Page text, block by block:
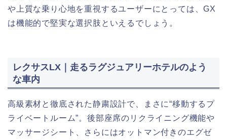
や上質な乗り心地を重視するユーザーにとっては、GX
は機能的で堅実な選択肢といえるでしょう。
レクサスLX｜走るラグジュアリーホテルのよう
な車内
高級素材と徹底された静粛設計で、まさに“移動するプ
ライベートルーム”。後部座席のリクライニング機能や
マッサージシート、さらにはオットマン付きのエグゼ